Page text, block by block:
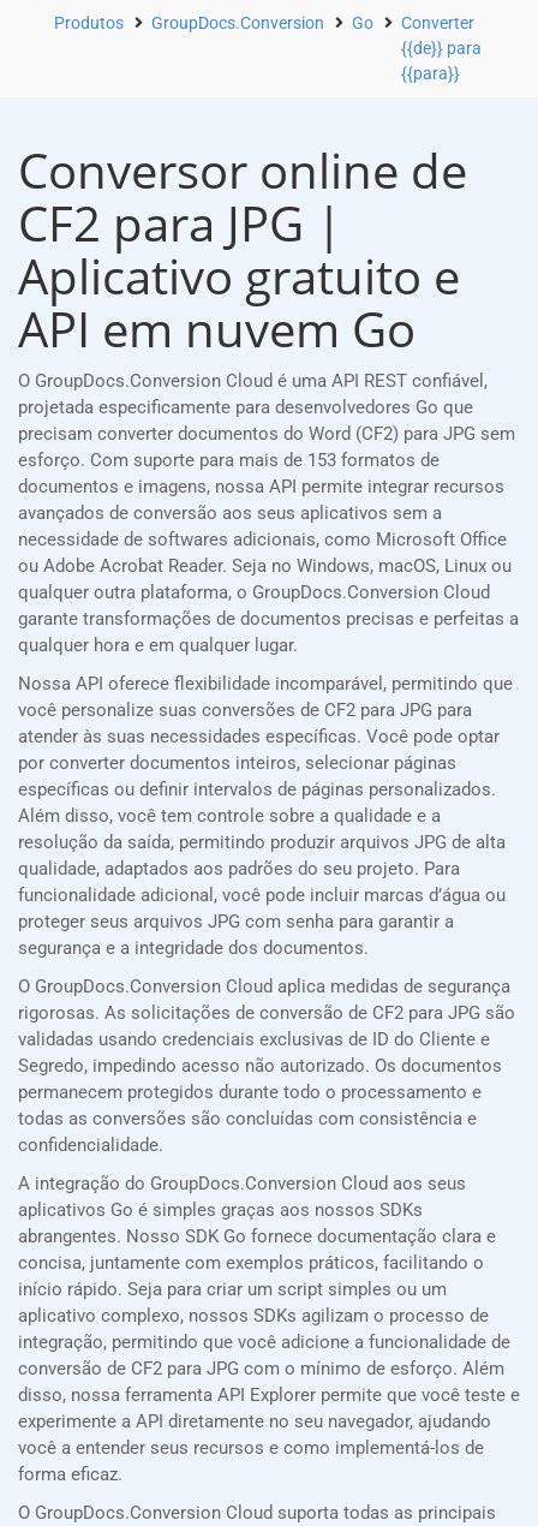
Produtos GroupDocs.Conversion Go
Converter
{{de}} para
{{para}}
Conversor online de
CF2 para JPG |
Aplicativo gratuito e
API em nuvem Go
O GroupDocs.Conversion Cloud é uma API REST confiável,
projetada especificamente para desenvolvedores Go que
precisam converter documentos do Word (CF2) para JPG sem
esforço. Com suporte para mais de 153 formatos de
documentos e imagens, nossa API permite integrar recursos
avançados de conversão aos seus aplicativos sem a
necessidade de softwares adicionais, como Microsoft Office
ou Adobe Acrobat Reader. Seja no Windows, macOS, Linux ou
qualquer outra plataforma, o GroupDocs.Conversion Cloud
garante transformações de documentos precisas e perfeitas a
qualquer hora e em qualquer lugar.
Nossa API oferece flexibilidade incomparável, permitindo que
você personalize suas conversões de CF2 para JPG para
atender às suas necessidades específicas. Você pode optar
por converter documentos inteiros, selecionar páginas
específicas ou definir intervalos de páginas personalizados.
Além disso, você tem controle sobre a qualidade e a
resolução da saída, permitindo produzir arquivos JPG de alta
qualidade, adaptados aos padrões do seu projeto. Para
funcionalidade adicional, você pode incluir marcas d’água ou
proteger seus arquivos JPG com senha para garantir a
segurança e a integridade dos documentos.
O GroupDocs.Conversion Cloud aplica medidas de segurança
rigorosas. As solicitações de conversão de CF2 para JPG são
validadas usando credenciais exclusivas de ID do Cliente e
Segredo, impedindo acesso não autorizado. Os documentos
permanecem protegidos durante todo o processamento e
todas as conversões são concluídas com consistência e
confidencialidade.
A integração do GroupDocs.Conversion Cloud aos seus
aplicativos Go é simples graças aos nossos SDKs
abrangentes. Nosso SDK Go fornece documentação clara e
concisa, juntamente com exemplos práticos, facilitando o
início rápido. Seja para criar um script simples ou um
aplicativo complexo, nossos SDKs agilizam o processo de
integração, permitindo que você adicione a funcionalidade de
conversão de CF2 para JPG com o mínimo de esforço. Além
disso, nossa ferramenta API Explorer permite que você teste e
experimente a API diretamente no seu navegador, ajudando
você a entender seus recursos e como implementá-los de
forma eficaz.
O GroupDocs.Conversion Cloud suporta todas as principais